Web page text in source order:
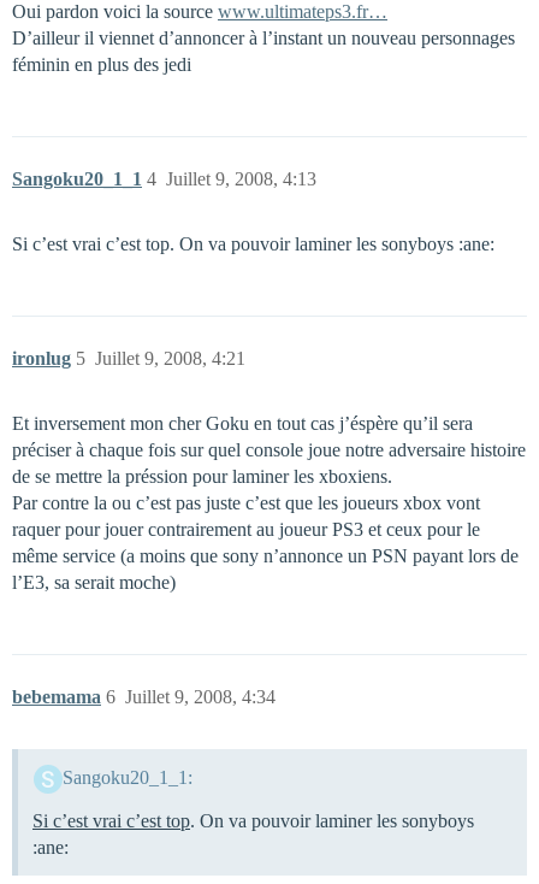
Oui pardon voici la source www.ultimateps3.fr…
D’ailleur il viennet d’annoncer à l’instant un nouveau personnages
féminin en plus des jedi
Sangoku20_1_1 Juillet 9, 2008, 4:13
4
Si c’est vrai c’est top. On va pouvoir laminer les sonyboys :ane:
ironlug Juillet 9, 2008, 4:21
5
Et inversement mon cher Goku en tout cas j’éspère qu’il sera
préciser à chaque fois sur quel console joue notre adversaire histoire
de se mettre la préssion pour laminer les xboxiens.
Par contre la ou c’est pas juste c’est que les joueurs xbox vont
raquer pour jouer contrairement au joueur PS3 et ceux pour le
même service (a moins que sony n’annonce un PSN payant lors de
l’E3, sa serait moche)
bebemama Juillet 9, 2008, 4:34
6
Sangoku20_1_1:
Si c’est vrai c’est top. On va pouvoir laminer les sonyboys
:ane: